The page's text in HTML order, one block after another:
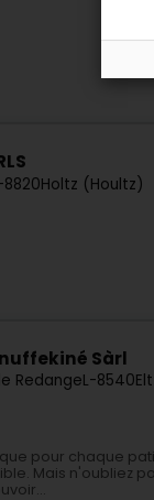
8820Holtz (Houltz)
Sàrl
RedangeL-8540
pour chaque
Mais n'oubliez